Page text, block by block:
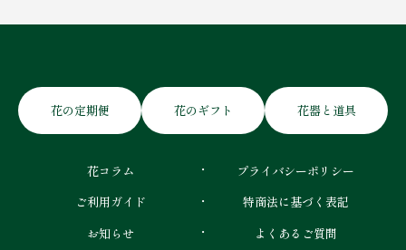
花の定期便 花のギフト 花器と道具
花コラム
ご利用ガイド
お知らせ
プライバシーポリシー
特商法に基づく表記
よくあるご質問